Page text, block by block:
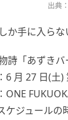
出典
か手に入ら
詩「あずきバ
6 月 27 日(土
ONE
ケジュールの